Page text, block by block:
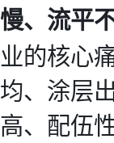
慢、流平
业的核心
均、涂层
高、配伍